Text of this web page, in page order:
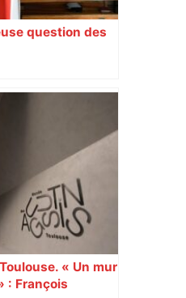
question des
« Un mur
: François